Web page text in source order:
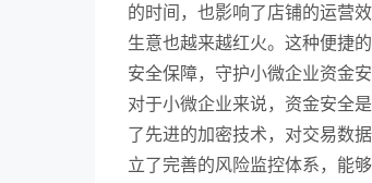
的时间，也影响了店铺的运营
生意也越来越红火。这种便捷
安全保障，守护小微企业资金
对于小微企业来说，资金安全
了先进的加密技术，对交易数
立了完善的风险监控体系，能